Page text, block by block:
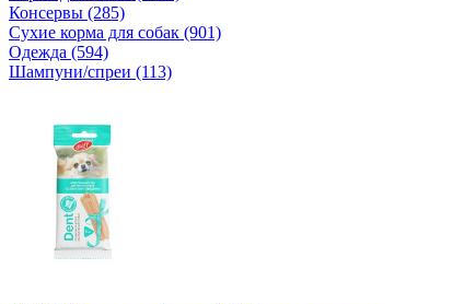
Консервы (285)
Сухие корма для собак (901)
Одежда (594)
Шампуни/спреи (113)